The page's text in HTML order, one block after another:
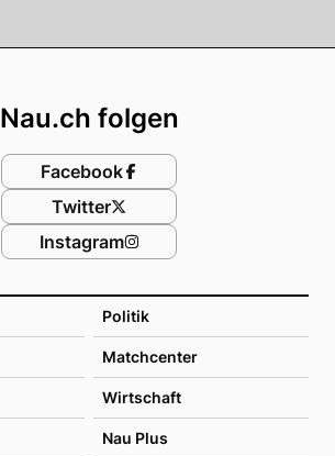
Politik
Matchcenter
Wirtschaft
Nau Plus
Nau.ch folgen
Facebook
Twitter
Instagram